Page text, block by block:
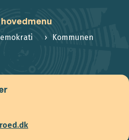
hovedmenu
Kommunen